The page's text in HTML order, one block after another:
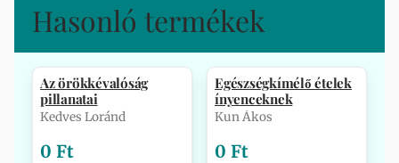
Hasonló termékek
Az örökkévalóság
pillanatai
Kedves Loránd
0 Ft
Egészségkímélő ételek
ínyenceknek
Kun Ákos
0 Ft